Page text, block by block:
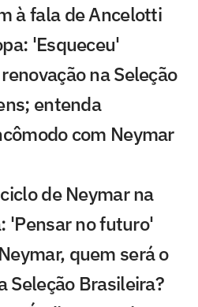
à fala de Ancelotti
'Esqueceu'
na Seleção
entenda
com Neymar
de Neymar na
'Pensar no futuro'
quem será o
Seleção Brasileira?